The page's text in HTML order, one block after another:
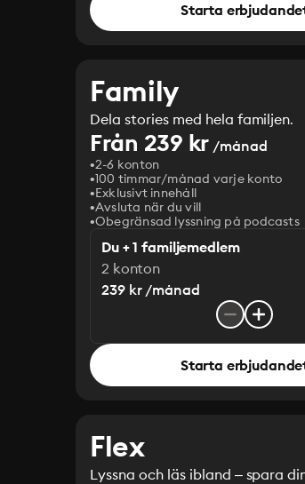
Starta
Family
Dela stories med hela familjen.
Från 239 kr /månad
2-6 konton
100 timmar/månad varje konto
Exklusivt innehåll
Avsluta när du vill
Obegränsad lyssning på podcasts
Du + 1 familjemedlem
2 konton
239 kr /månad
Starta
Flex
Lyssna och läs ibland – spara